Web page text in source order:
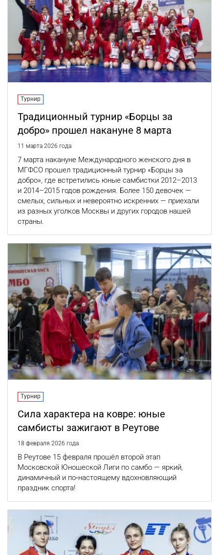
Турнир
Традиционный турнир «Борцы за
добро» прошел накануне 8 марта
11 марта 2026 года
7 марта накануне Международного женского дня в
МГФСО прошел традиционный турнир «Борцы за
добро», где встретились юные самбистки 2012–2013
и 2014–2015 годов рождения. Более 150 девочек —
смелых, сильных и невероятно искренних — приехали
из разных уголков Москвы и других городов нашей
страны.
Турнир
Сила характера на ковре: юные
самбисты зажигают в Реутове
18 февраля 2026 года
В Реутове 15 февраля прошёл второй этап
Московской Юношеской Лиги по самбо — яркий,
динамичный и по‑настоящему вдохновляющий
праздник спорта!